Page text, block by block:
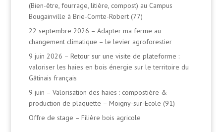
(Bien-être, fourrage, litière, compost) au Campus
Bougainville à Brie-Comte-Robert (77)
22 septembre 2026 – Adapter ma ferme au
changement climatique – le levier agroforestier
9 juin 2026 – Retour sur une visite de plateforme :
valoriser les haies en bois énergie sur le territoire du
Gâtinais français
9 juin – Valorisation des haies : compostière &
production de plaquette – Moigny-sur-Ecole (91)
Offre de stage – Filière bois agricole